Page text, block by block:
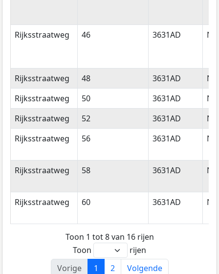
Rijksstraatweg 46 3631AD
Rijksstraatweg 48 3631AD
Rijksstraatweg
50 3631AD
Rijksstraatweg
52 3631AD
Rijksstraatweg
56 3631AD
Rijksstraatweg 58 3631AD
Rijksstraatweg 60 3631AD
Toon 1 tot 8 van 16 rijen
Toon
rijen
Vorige
1 2 Volgende